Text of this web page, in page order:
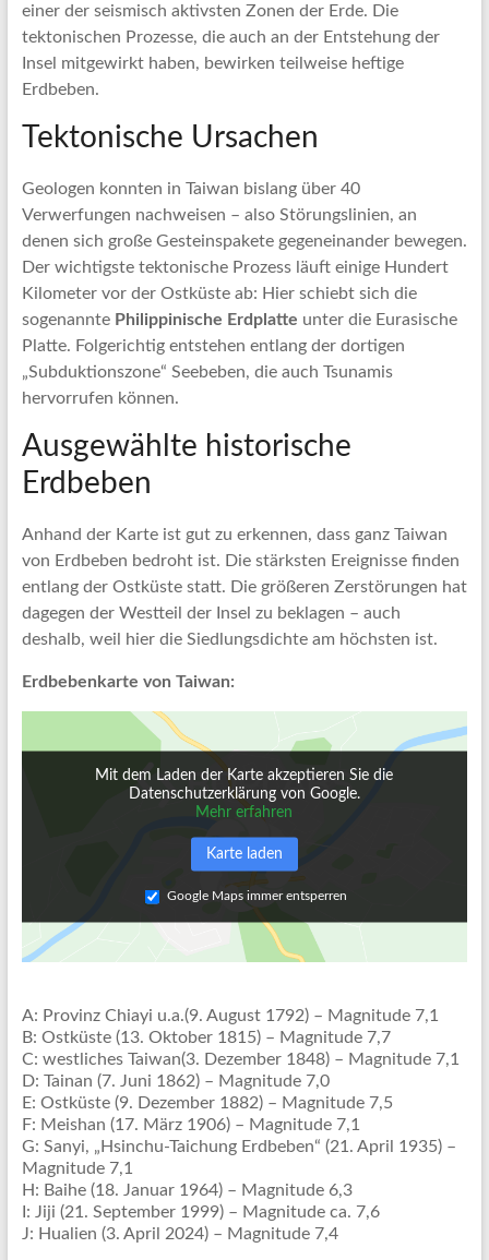
einer der seismisch aktivsten Zonen der Erde. Die
tektonischen Prozesse, die auch an der Entstehung der
Insel mitgewirkt haben, bewirken teilweise heftige
Erdbeben.
Tektonische Ursachen
Geologen konnten in Taiwan bislang über 40
Verwerfungen nachweisen – also Störungslinien, an
denen sich große Gesteinspakete gegeneinander bewegen.
Der wichtigste tektonische Prozess läuft einige Hundert
Kilometer vor der Ostküste ab: Hier schiebt sich die
sogenannte Philippinische Erdplatte unter die Eurasische
Platte. Folgerichtig entstehen entlang der dortigen
„Subduktionszone“ Seebeben, die auch Tsunamis
hervorrufen können.
Ausgewählte historische
Erdbeben
Anhand der Karte ist gut zu erkennen, dass ganz Taiwan
von Erdbeben bedroht ist. Die stärksten Ereignisse finden
entlang der Ostküste statt. Die größeren Zerstörungen hat
dagegen der Westteil der Insel zu beklagen – auch
deshalb, weil hier die Siedlungsdichte am höchsten ist.
Erdbebenkarte von Taiwan:
Mit dem Laden der Karte akzeptieren Sie die
Datenschutzerklärung von Google.
Mehr erfahren
Karte laden
Google Maps immer entsperren
A: Provinz Chiayi u.a.(9. August 1792) – Magnitude 7,1
B: Ostküste (13. Oktober 1815) – Magnitude 7,7
C: westliches Taiwan(3. Dezember 1848) – Magnitude 7,1
D: Tainan (7. Juni 1862) – Magnitude 7,0
E: Ostküste (9. Dezember 1882) – Magnitude 7,5
F: Meishan (17. März 1906) – Magnitude 7,1
G: Sanyi, „Hsinchu-Taichung Erdbeben“ (21. April 1935) –
Magnitude 7,1
H: Baihe (18. Januar 1964) – Magnitude 6,3
I: Jiji (21. September 1999) – Magnitude ca. 7,6
J: Hualien (3. April 2024) – Magnitude 7,4